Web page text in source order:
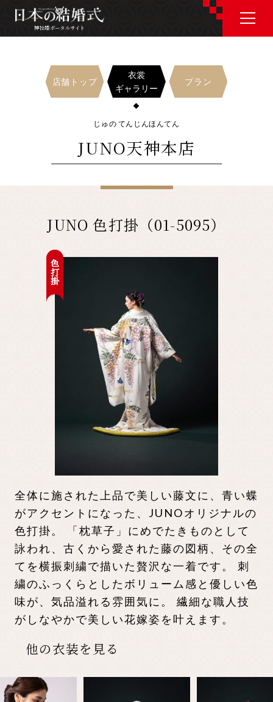
神社婚ポータルサイト
和婚コラム
先輩カップル実例
クリップリスト
神社婚ポータルサイト
店舗トップ
衣裳
ギャラリー
プラン
じゅの てんじんほんてん
JUNO天神本店
JUNO 色打掛（01-5095）
色打掛
全体に施された上品で美しい藤文に、青い蝶
がアクセントになった、JUNOオリジナルの
色打掛。 「枕草子」にめでたきものとして
詠われ、古くから愛された藤の図柄、その全
てを横振刺繍で描いた贅沢な一着です。 刺
繍のふっくらとしたボリューム感と優しい色
味が、気品溢れる雰囲気に。 繊細な職人技
がしなやかで美しい花嫁姿を叶えます。
他の衣装を見る